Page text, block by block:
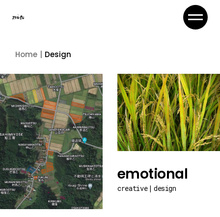
Home Design
emotional
creative design